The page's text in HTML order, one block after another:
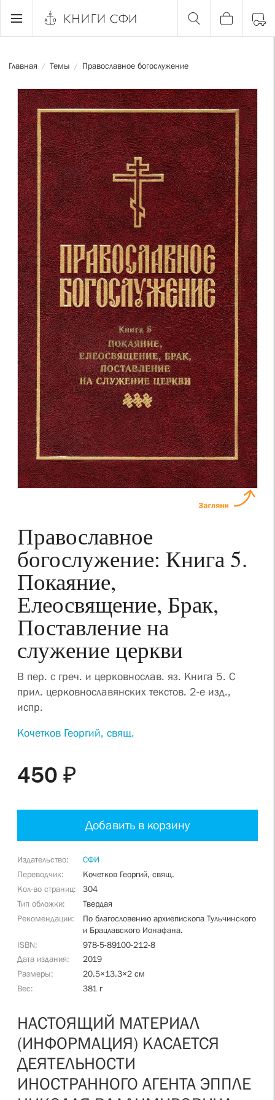
Главная / Темы / Православное богослужение
Православное
богослужение: Книга 5.
Покаяние,
Елеосвящение, Брак,
Поставление на
служение церкви
В пер. с греч. и церковнослав. яз. Книга 5. С
прил. церковнославянских текстов. 2-е изд.,
испр.
Кочетков Георгий, свящ.
450 ₽
Добавить в корзину
Издательство
СФИ
Переводчик
Кочетков Георгий, свящ.
Кол-во страниц
304
Тип обложки
Твердая
Рекомендации
По благословению архиепископа Тульчинского
и Брацлавского Ионафана.
ISBN
978-5-89100-212-8
Дата издания
2019
Размеры
20.5×13.3×2 см
Вес
381 г
НАСТОЯЩИЙ МАТЕРИАЛ
(ИНФОРМАЦИЯ) КАСАЕТСЯ
ДЕЯТЕЛЬНОСТИ
ИНОСТРАННОГО АГЕНТА ЭППЛЕ